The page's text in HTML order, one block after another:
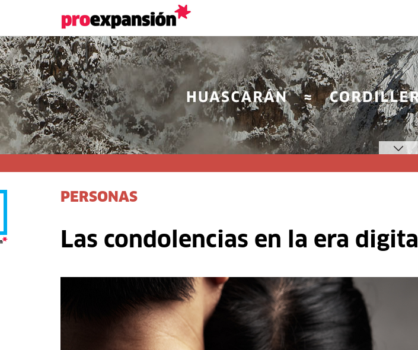
PERSONAS
Las condolencias en la era digital